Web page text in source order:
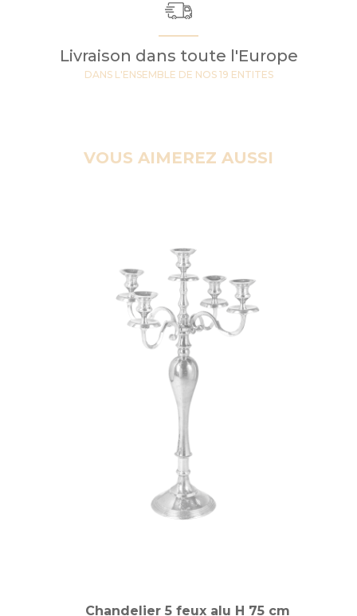
Livraison dans toute l'Europe
DANS L'ENSEMBLE DE NOS 19 ENTITES
VOUS AIMEREZ AUSSI
Chandelier 5 feux alu H 75 cm